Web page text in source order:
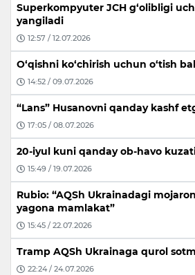
Superkompyuter JCH g‘olibligi
yangiladi
12:57 / 12.07.2026
O‘qishni ko‘chirish uchun o‘tish
14:52 / 09.07.2026
“Lans” Husanovni qanday kashf
17:05 / 08.07.2026
20-iyul kuni qanday ob-havo
15:49 / 19.07.2026
Rubio: “AQSh Ukrainadagi
yagona mamlakat”
15:45 / 22.07.2026
Tramp AQSh Ukrainaga qurol
22:24 / 24.07.2026